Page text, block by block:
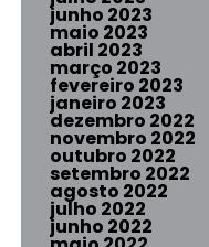
junho 2023
maio 2023
abril 2023
março 2023
fevereiro 2023
janeiro 2023
dezembro 2022
novembro 2022
outubro 2022
setembro 2022
agosto 2022
julho 2022
junho 2022